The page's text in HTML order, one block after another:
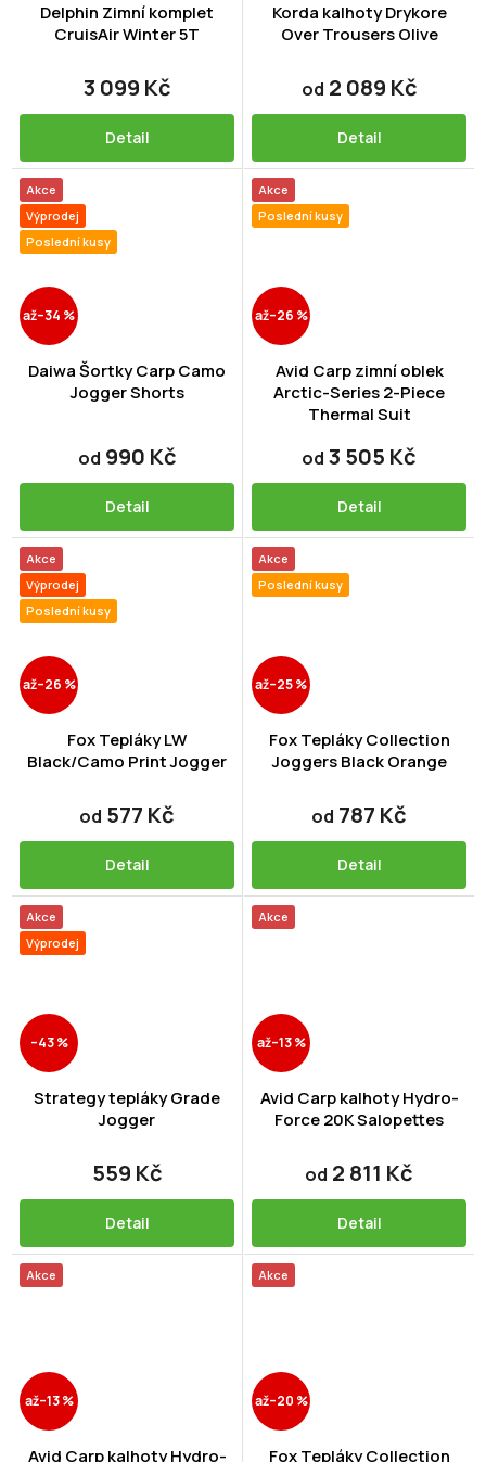
Delphin Zimní komplet
CruisAir Winter 5T
3 099 Kč
Detail
Korda kalhoty Drykore
Over Trousers Olive
od 2 089 Kč
Detail
Akce
Výprodej
Poslední kusy
až–34 %
Daiwa Šortky Carp Camo
Jogger Shorts
od 990 Kč
Detail
Akce
Poslední kusy
až–26 %
Avid Carp zimní oblek
Arctic-Series 2-Piece
Thermal Suit
od 3 505 Kč
Detail
Akce
Výprodej
Poslední kusy
až–26 %
Fox Tepláky LW
Black/Camo Print Jogger
od 577 Kč
Detail
Akce
Poslední kusy
až–25 %
Fox Tepláky Collection
Joggers Black Orange
od 787 Kč
Detail
Akce
Výprodej
–43 %
Strategy tepláky Grade
Jogger
559 Kč
Detail
Akce
až–13 %
Avid Carp kalhoty Hydro-
Force 20K Salopettes
od 2 811 Kč
Detail
Akce
až–13 %
Avid Carp kalhoty Hydro-
Akce
až–20 %
Fox Tepláky Collection